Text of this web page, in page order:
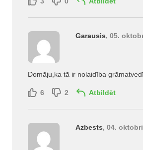
Garausis, 05.
Domāju,ka tā ir nolaidība
6 2 Atbildēt
Azbests, 04.